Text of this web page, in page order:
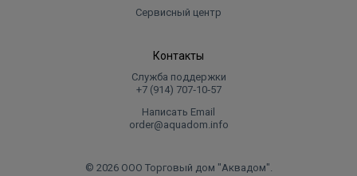
Сервисный центр
Контакты
Служба поддержки
+7 (914) 707‑10‑57
Написать Email
order@aquadom.info
© 2026 ООО Торговый дом "Аквадом".